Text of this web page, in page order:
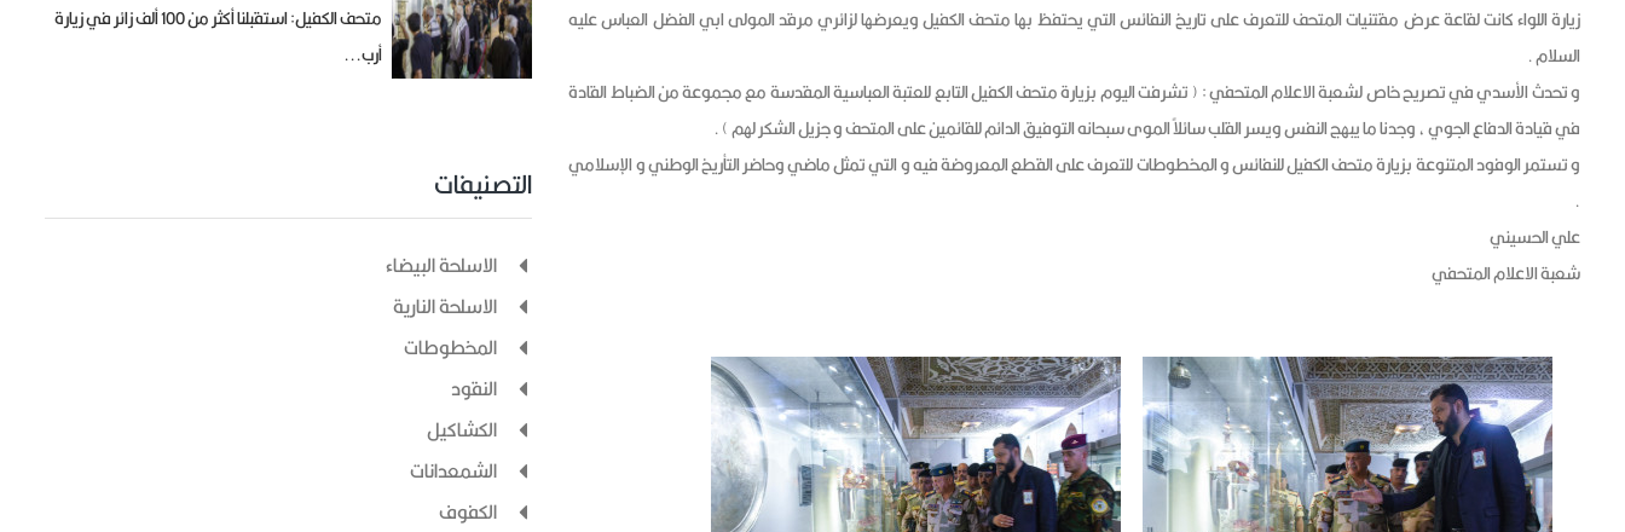
زيارة اللواء كانت لقاعة عرض مقتنيات المتحف للتعرف على تاريخ النفائس التي يحتفظ بها متحف الكفيل ويعرضها لزائري مرقد المولى ابي الفضل العباس عليه
السلام .
و تحدث الأسدي في تصريح خاص لشعبة الاعلام المتحفي : ( تشرفت اليوم بزيارة متحف الكفيل التابع للعتبة العباسية المقدسة مع مجموعة من الضباط القادة
في قيادة الدفاع الجوي ، وجدنا ما يبهج النفس ويسر القلب سائلاً الموى سبحانه التوفيق الدائم للقائمين على المتحف و جزيل الشكر لهم ) .
و تستمر الوفود المتنوعة بزيارة متحف الكفيل للنفائس و المخطوطات للتعرف على القطع المعروضة فيه و التي تمثل ماضي وحاضر التأريخ الوطني و الإسلامي
.
علي الحسيني
شعبة الاعلام المتحفي
متحف الكفيل: استقبلنا أكثر من 100 ألف زائر في زيارة
أرب...
التصنيفات
الاسلحة البيضاء
الاسلحة النارية
المخطوطات
النقود
الكشاكيل
الشمعدانات
الكفوف